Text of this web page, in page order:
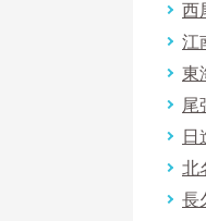
西
江
東
尾
日
北
長